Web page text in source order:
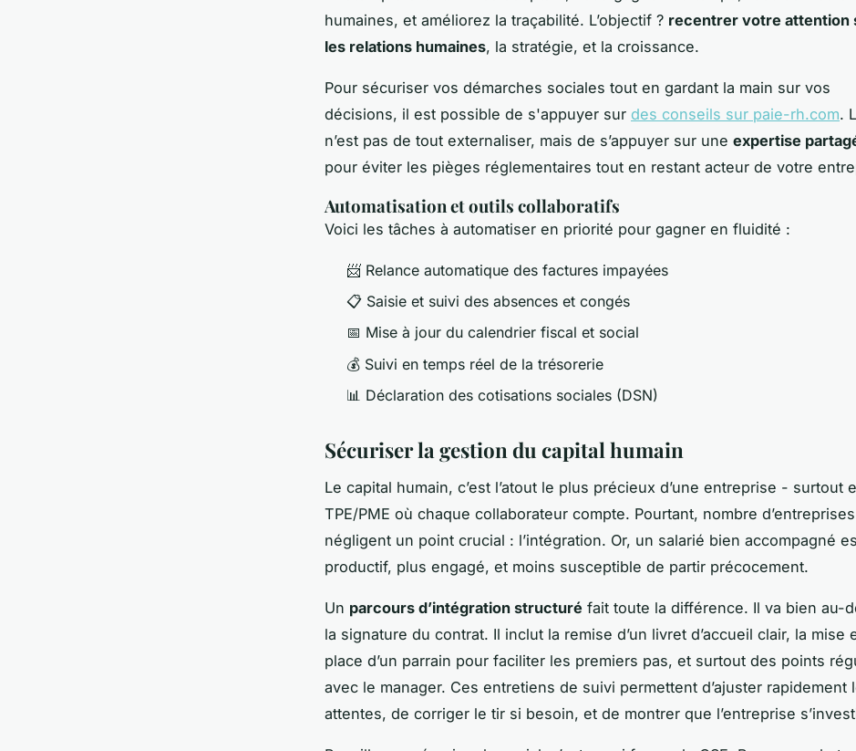
humaines, et améliorez la traçabilité. L’objectif ? recentrer votre attention
les relations humaines, la stratégie, et la croissance.
Pour sécuriser vos démarches sociales tout en gardant la main sur vos
décisions, il est possible de s'appuyer sur des conseils sur paie-rh.com.
n’est pas de tout externaliser, mais de s’appuyer sur une expertise
pour éviter les pièges réglementaires tout en restant acteur de votre
Automatisation et outils collaboratifs
Voici les tâches à automatiser en priorité pour gagner en fluidité :
📨 Relance automatique des factures impayées
📋 Saisie et suivi des absences et congés
📅 Mise à jour du calendrier fiscal et social
💰 Suivi en temps réel de la trésorerie
📊 Déclaration des cotisations sociales (DSN)
Sécuriser la gestion du capital humain
Le capital humain, c’est l’atout le plus précieux d’une entreprise - surtout
TPE/PME où chaque collaborateur compte. Pourtant, nombre d’entreprises
négligent un point crucial : l’intégration. Or, un salarié bien accompagné
productif, plus engagé, et moins susceptible de partir précocement.
Un parcours d’intégration structuré fait toute la différence. Il va bien au-
la signature du contrat. Il inclut la remise d’un livret d’accueil clair, la mise
place d’un parrain pour faciliter les premiers pas, et surtout des points
avec le manager. Ces entretiens de suivi permettent d’ajuster rapidement
attentes, de corriger le tir si besoin, et de montrer que l’entreprise